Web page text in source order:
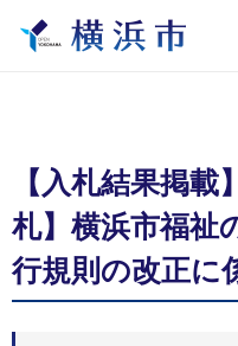
【入札結果掲載
札】横浜市福祉
行規則の改正に